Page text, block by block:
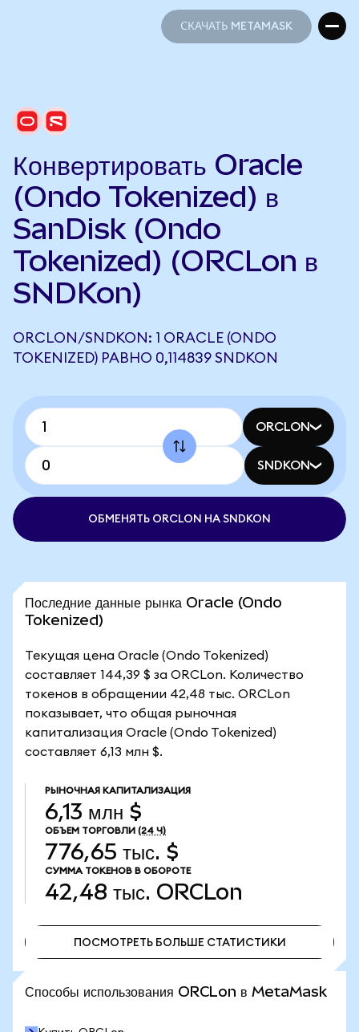
СКАЧАТЬ METAMASK
Конвертировать Oracle
(Ondo Tokenized) в
SanDisk (Ondo
Tokenized) (ORCLon в
SNDKon)
ORCLON/SNDKON: 1 ORACLE (ONDO
TOKENIZED) РАВНО 0,114839 SNDKON
ORCLON
SNDKON
ОБМЕНЯТЬ ORCLON НА SNDKON
Последние данные рынка Oracle (Ondo
Tokenized)
Текущая цена Oracle (Ondo Tokenized)
составляет 144,39 $ за ORCLon. Количество
токенов в обращении 42,48 тыс. ORCLon
показывает, что общая рыночная
капитализация Oracle (Ondo Tokenized)
составляет 6,13 млн $.
РЫНОЧНАЯ КАПИТАЛИЗАЦИЯ
6,13 млн $
ОБЪЕМ ТОРГОВЛИ (24 Ч)
776,65 тыс. $
СУММА ТОКЕНОВ В ОБОРОТЕ
42,48 тыс. ORCLon
ПОСМОТРЕТЬ БОЛЬШЕ СТАТИСТИКИ
Способы использования ORCLon в MetaMask